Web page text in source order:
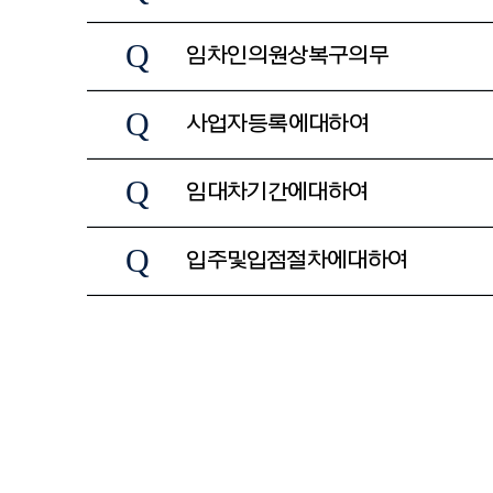
Q 임차인의 원상복구 의무
Q 사업자등록에 대하여
Q 임대차 기간에 대하여
Q 입주 및 입점 절차에 대하여